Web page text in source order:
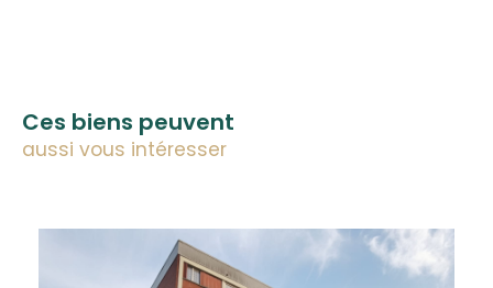
Ces biens peuvent
aussi vous intéresser